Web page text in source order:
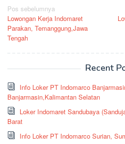
Navigasi
pos
Pos sebelumnya
Lowongan Kerja Indomaret
Parakan, Temanggung,Jawa
Tengah
Recent
Info Loker PT Indomarco
Banjarmasin,Kalimantan Selatan
Loker Indomaret Sandubaya
Barat
Info Loker PT Indomarco Surian,